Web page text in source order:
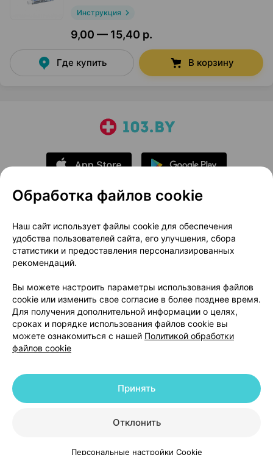
Инструкция
9,00 — 15,40 р.
Где купить В корзину
О проекте
Новости проекта
Размещение рекламы
Медицинский маркетинг
Публичный договор
Доставка
Способы оплаты
Вакансии
Партнеры
Написать руководителю 103.by
Написать в поддержку
Персональные настройки Cookie
© 2026 ООО «Артокс Лаб», УНП 191700409 | 220012, Республика Беларусь,
+375 291212755
Обработка файлов cookie
Наш сайт использует файлы cookie для обеспечения
удобства пользователей сайта, его улучшения, сбора
статистики и предоставления персонализированных
рекомендаций.
Вы можете настроить параметры использования файлов
cookie или изменить свое согласие в более позднее время.
Для получения дополнительной информации о целях,
сроках и порядке использования файлов cookie вы
можете ознакомиться с нашей Политикой обработки
файлов cookie
Отклонить
Принять
Персональные настройки Cookie